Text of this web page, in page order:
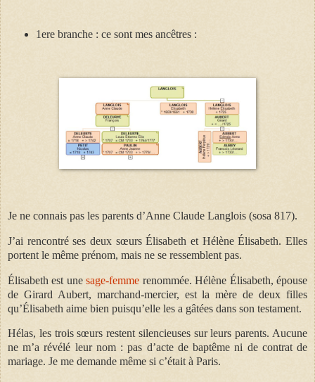
1ere branche : ce sont mes ancêtres :
Je ne connais pas les parents d’Anne Claude Langlois (sosa 817).
J’ai rencontré ses deux sœurs Élisabeth et Hélène Élisabeth. Elles
portent le même prénom, mais ne se ressemblent pas.
Élisabeth est unesage-femme renommée. Hélène Élisabeth, épouse
de Girard Aubert, marchand-mercier, est la mère de deux filles
qu’Élisabeth aime bien puisqu’elle les a gâtées dans son testament.
Hélas, les trois sœurs restent silencieuses sur leurs parents. Aucune
ne m’a révélé leur nom : pas d’acte de baptême ni de contrat de
mariage. Je me demande même si c’était à Paris.